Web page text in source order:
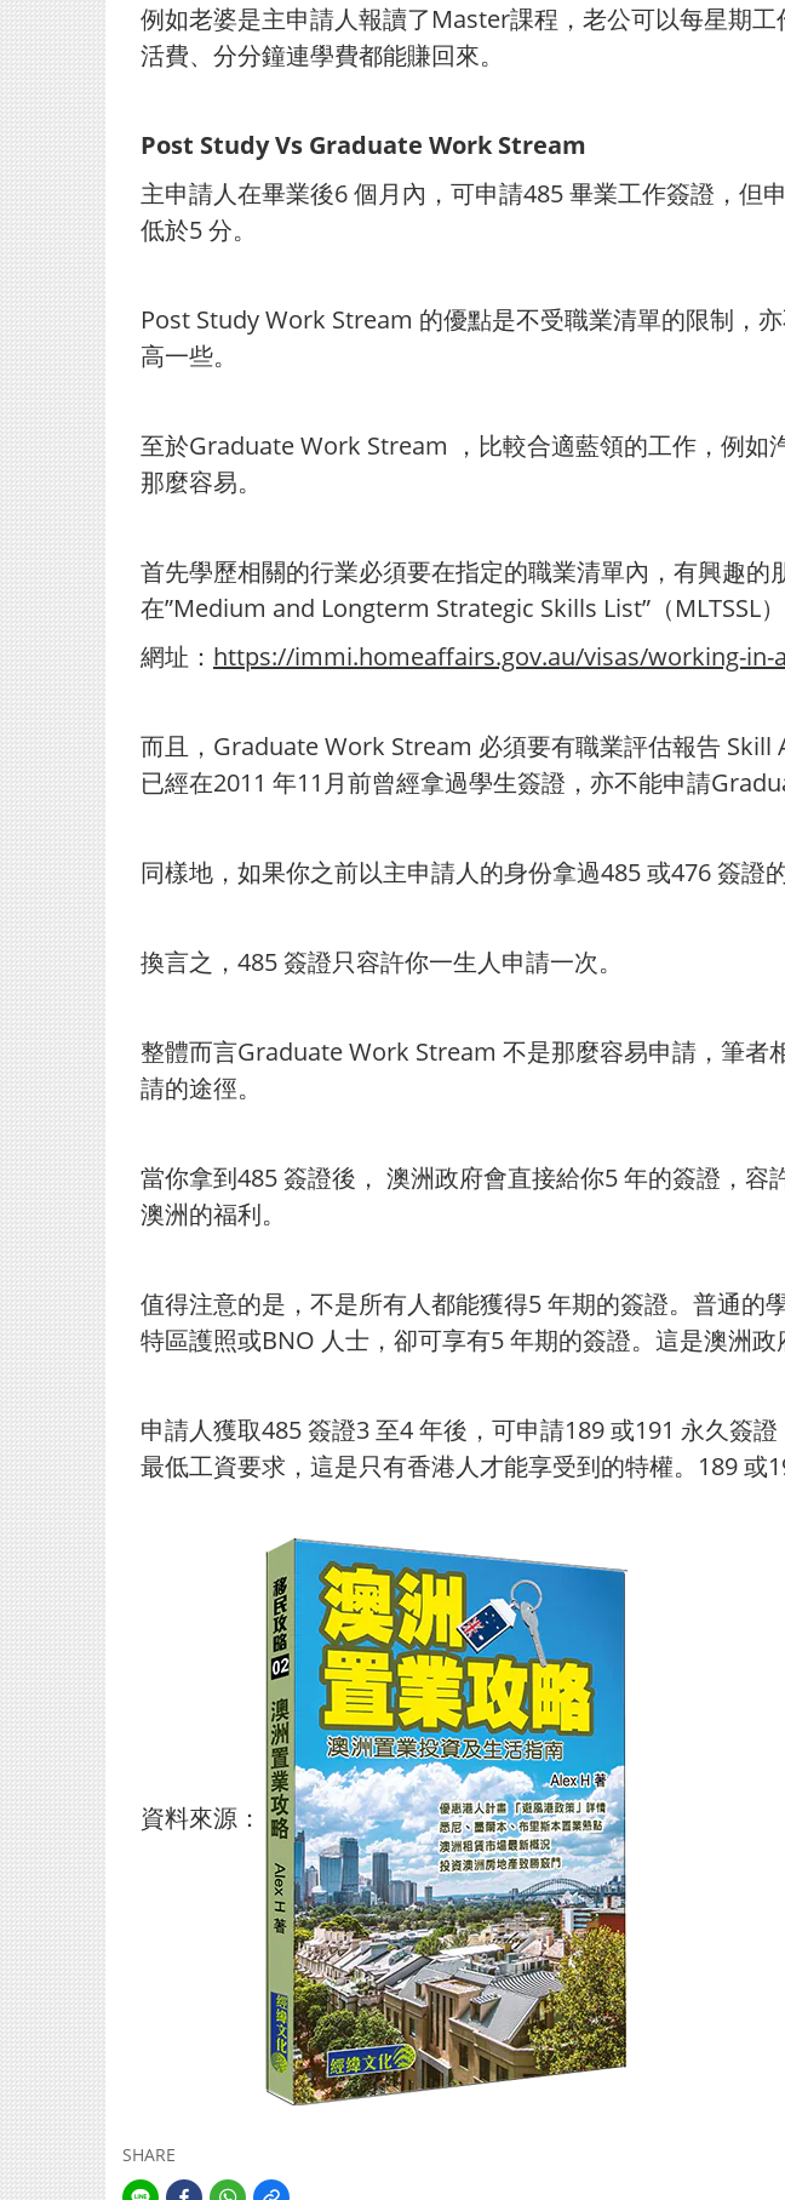
例如老婆是主申請人報讀了Master課程，老公可以每星期
活費、分分鐘連學費都能賺回來。
Post Study Vs Graduate Work Stream
主申請人在畢業後6 個月內，可申請485 畢業工作簽證，但
低於5 分。
Post Study Work Stream 的優點是不受職業清單的限制，
高一些。
至於Graduate Work Stream ，比較合適藍領的工作，例如
那麼容易。
首先學歷相關的行業必須要在指定的職業清單內，有興趣
在”Medium and Longterm Strategic Skills List”（MLTSSL）
網址： https://immi.homeaffairs.gov.au/visas/working-
而且，Graduate Work Stream 必須要有職業評估報告
已經在2011 年11月前曾經拿過學生簽證，亦不能申請
同樣地，如果你之前以主申請人的身份拿過485 或476 簽證
換言之，485 簽證只容許你一生人申請一次。
整體而言Graduate Work Stream 不是那麼容易申請，筆
請的途徑。
當你拿到485 簽證後， 澳洲政府會直接給你5 年的簽證，
澳洲的福利。
值得注意的是，不是所有人都能獲得5 年期的簽證。普通
特區護照或BNO 人士，卻可享有5 年期的簽證。這是澳洲政
申請人獲取485 簽證3 至4 年後，可申請189 或191 永久簽
最低工資要求，這是只有香港人才能享受到的特權。189 或
資料來源：
SHARE